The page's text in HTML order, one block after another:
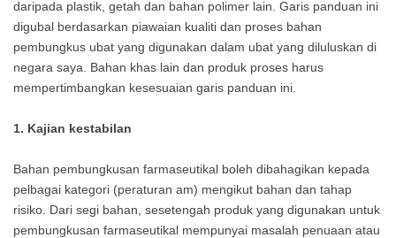
daripada plastik, getah dan bahan polimer lain. Garis panduan ini
digubal berdasarkan piawaian kualiti dan proses bahan
pembungkus ubat yang digunakan dalam ubat yang diluluskan di
negara saya. Bahan khas lain dan produk proses harus
mempertimbangkan kesesuaian garis panduan ini.
1. Kajian kestabilan
Bahan pembungkusan farmaseutikal boleh dibahagikan kepada
pelbagai kategori (peraturan am) mengikut bahan dan tahap
risiko. Dari segi bahan, sesetengah produk yang digunakan untuk
pembungkusan farmaseutikal mempunyai masalah penuaan atau